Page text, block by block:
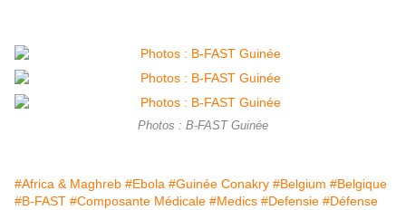
Photos : B-FAST Guinée
#Africa & Maghreb #Ebola #Guinée Conakry #Belgium #Belgique
#B-FAST #Composante Médicale #Medics #Defensie #Défense